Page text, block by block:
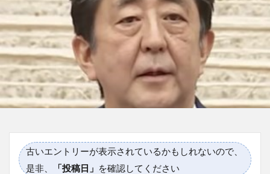
古いエントリーが表示されているかもしれないので、
是非、
「投稿日」 を確認してください